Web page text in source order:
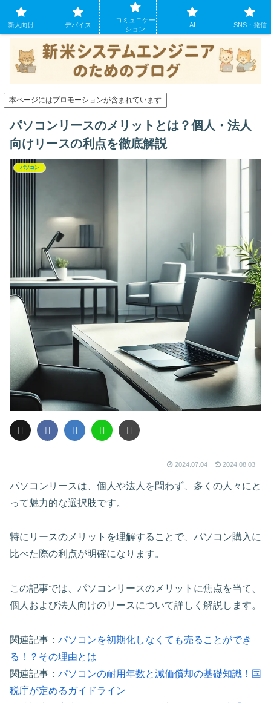
システムエンジニアになったばかりの方のために。現場でよくあるパソコンの
トラブルも
本ページにはプロモーションが含まれています
パソコンリースのメリットとは？個人・法人
向けリースの利点を徹底解説
パソコン
2024.07.04 2024.08.03
パソコンリースは、個人や法人を問わず、多くの人々にと
って魅力的な選択肢です。
特にリースのメリットを理解することで、パソコン購入に
比べた際の利点が明確になります。
この記事では、パソコンリースのメリットに焦点を当て、
個人および法人向けのリースについて詳しく解説します。
関連記事： パソコンを初期化しなくても売ることができ
る！？その理由とは
関連記事： パソコンの耐用年数と減価償却の基礎知識！国
税庁が定めるガイドライン
新人向け デバイス
コミュニケー
ション
AI SNS・発信